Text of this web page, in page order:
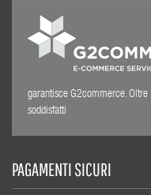
garantisce G2commerce.
soddisfatti
PAGAMENTI SICURI